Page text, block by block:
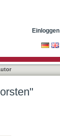
Einloggen